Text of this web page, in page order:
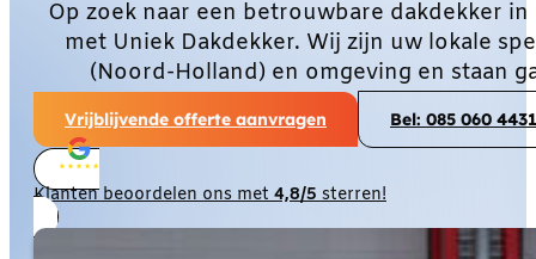
Op zoek naar een betrouwbare dakdekker
met Uniek Dakdekker. Wij zijn uw lokale
(Noord-Holland) en omgeving en staan
Vrijblijvende offerte aanvragen Bel: 085 060 4431
Klanten beoordelen ons met4,8/5sterren!